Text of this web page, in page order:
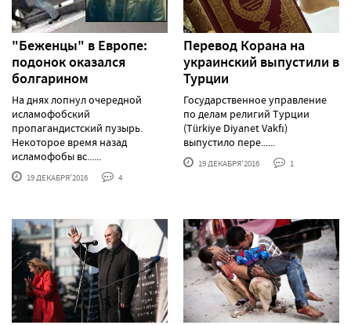
"Беженцы" в Европе:
подонок оказался
болгарином
На днях лопнул очередной
исламофобский
пропагандистский пузырь.
Некоторое время назад
исламофобы вс......
19 ДЕКАБРЯ'2016 4
Перевод Корана на
украинский выпустили в
Турции
Государственное управление
по делам религий Турции
(Türkiye Diyanet Vakfı)
выпустило пере......
19 ДЕКАБРЯ'2016 1